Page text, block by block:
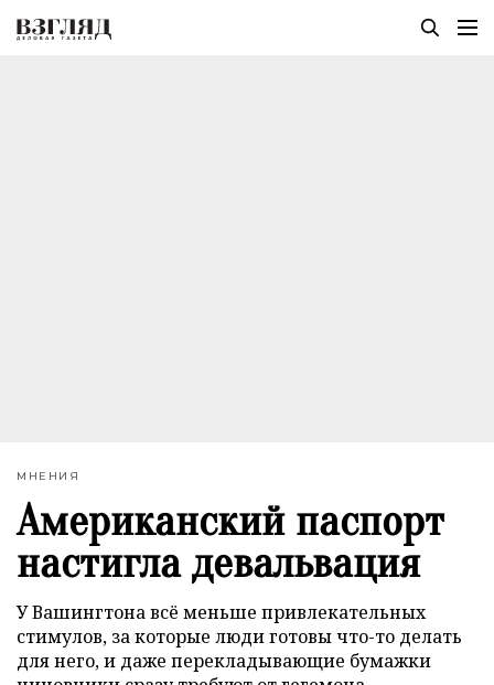
МНЕНИЯ
Американский паспорт
настигла девальвация
У Вашингтона всё меньше привлекательных
стимулов, за которые люди готовы что-то делать
для него, и даже перекладывающие бумажки